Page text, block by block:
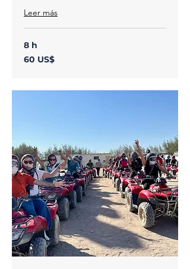
Leer más
8 h
60
dólares
60 US$